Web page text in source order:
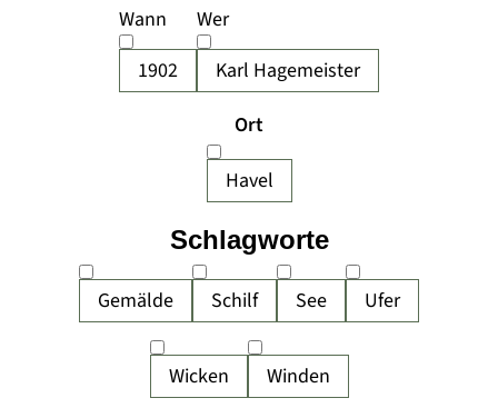
Wann
1902
Wer
Karl Hagemeister
Ort
Havel
Gemälde Schilf See Ufer
Wicken Winden
Schlagworte